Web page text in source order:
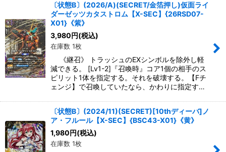
絞り込む
〔状態B〕(2026/A)(SECRET/金箔押し)仮面ライ
ダーゼッツカタストロム【X-SEC】{26RSD07-
X01}《紫》
3,980円(税込)
在庫数 1枚
《継召》 トラッシュのEXシンボルを除外し軽
減できる。 [Lv1-2]『召喚時』コア1個の相手のス
ピリット1体を指定する。それを破壊する。【Fチ
ェンジ】で召喚していたなら、かわりに指定す…
〔状態B〕(2024/11)(SECRET)[10thディーバ]ノ
ア・フルール【X-SEC】{BSC43-X01}《黄》
1,980円(税込)
在庫数 1枚